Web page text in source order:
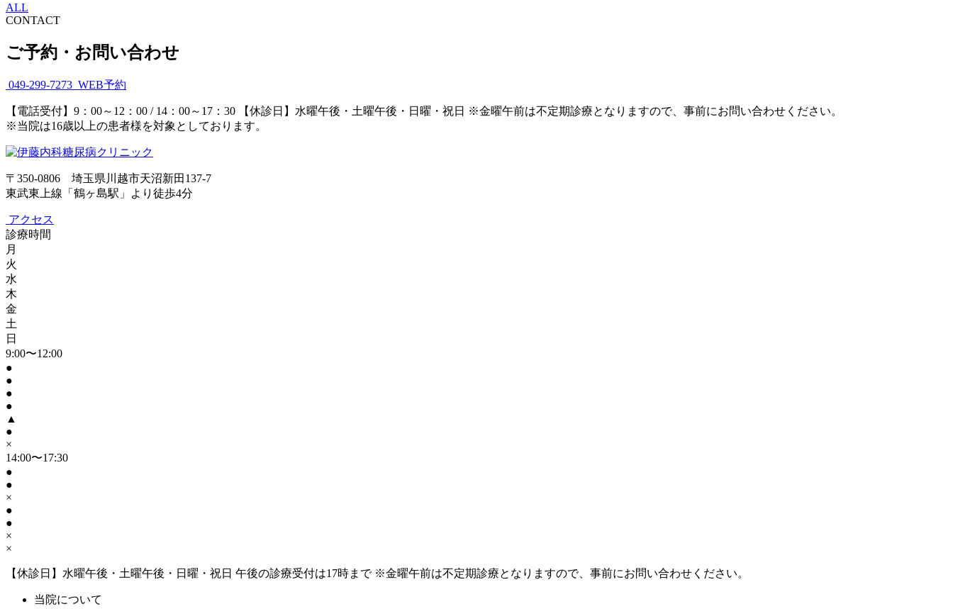
ALL
CONTACT
ご予約・お問い合わせ
049-299-7273 WEB予約
【電話受付】9：00～12：00 / 14：00～17：30 【休診日】水曜午後・土曜午後・日曜・祝日 ※金曜午前は不定期診療となりますので、事前にお問い合わせください。
※当院は16歳以上の患者様を対象としております。
〒350-0806 埼玉県川越市天沼新田137-7
東武東上線「鶴ヶ島駅」より徒歩4分
アクセス
診療時間
月
火
水
木
金
土
日
9:00〜12:00
●
●
●
●
▲
●
×
14:00〜17:30
●
●
×
●
●
×
×
【休診日】水曜午後・土曜午後・日曜・祝日 午後の診療受付は17時まで ※金曜午前は不定期診療となりますので、事前にお問い合わせください。
当院について